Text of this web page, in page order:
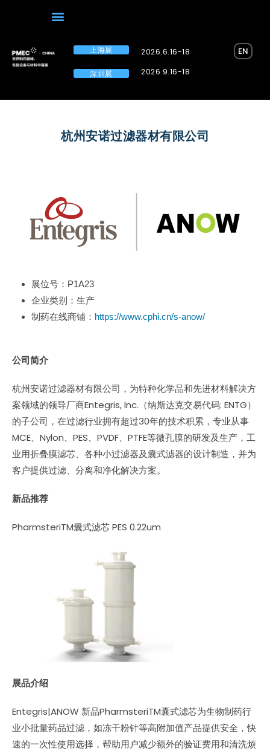
上海展
深圳展
2026.6.16-18
2026.9.16-18
EN
杭州安诺过滤器材有限公司
展位号：P1A23
企业类别：生产
制药在线商铺： https://www.cphi.cn/s-anow/
公司简介
杭州安诺过滤器材有限公司，为特种化学品和先进材料解决方
案领域的领导厂商Entegris, Inc.（纳斯达克交易代码: ENTG）
的子公司，在过滤行业拥有超过30年的技术积累，专业从事
MCE、Nylon、PES、PVDF、PTFE等微孔膜的研发及生产，工
业用折叠膜滤芯、各种小过滤器及囊式滤器的设计制造，并为
客户提供过滤、分离和净化解决方案。
新品推荐
PharmsteriTM囊式滤芯 PES 0.22um
展品介绍
Entegris|ANOW 新品PharmsteriTM囊式滤芯为生物制药行
业小批量药品过滤，如冻干粉针等高附加值产品提供安全，快
速的一次性使用选择，帮助用户减少额外的验证费用和清洗烦